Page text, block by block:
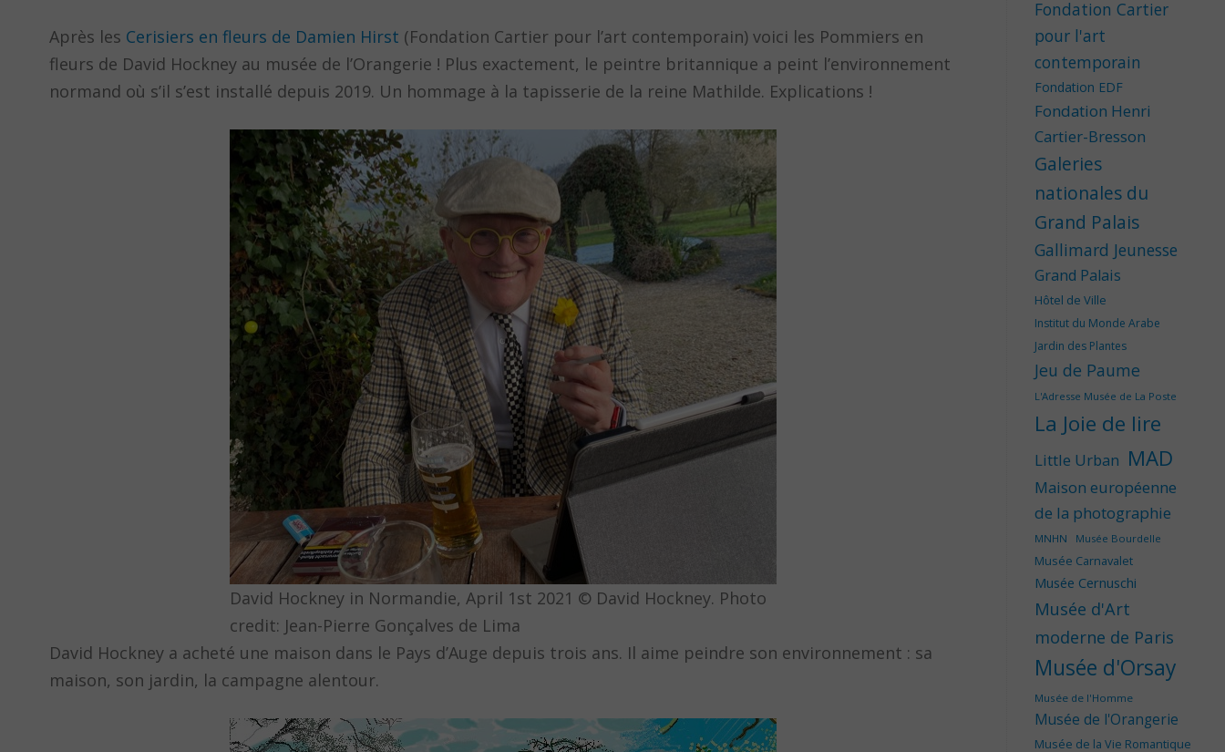
Après les Cerisiers en fleurs de Damien Hirst (Fondation Cartier pour l’art contemporain) voici les Pommiers en
fleurs de David Hockney au musée de l’Orangerie ! Plus exactement, le peintre britannique a peint l’environnement
normand où s’il s’est installé depuis 2019. Un hommage à la tapisserie de la reine Mathilde. Explications !
David Hockney in Normandie, April 1st 2021 © David Hockney. Photo
credit: Jean-Pierre Gonçalves de Lima
David Hockney a acheté une maison dans le Pays d’Auge depuis trois ans. Il aime peindre son environnement : sa
maison, son jardin, la campagne alentour.
Fondation Cartier
pour l'art
contemporain
Fondation EDF
Fondation Henri
Cartier-Bresson
Galeries
nationales du
Grand Palais
Gallimard Jeunesse
Grand Palais
Hôtel de Ville
Institut du Monde Arabe
Jardin des Plantes
Jeu de Paume
L'Adresse Musée de La Poste
La Joie de lire
Little Urban MAD
Maison européenne
de la photographie
MNHN Musée Bourdelle
Musée Carnavalet
Musée Cernuschi
Musée d'Art
moderne de Paris
Musée d'Orsay
Musée de l'Homme
Musée de l'Orangerie
Musée de la Vie Romantique